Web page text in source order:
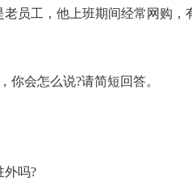
员工，他上班期间经常网购
你会怎么说?请简短回答。
外吗?